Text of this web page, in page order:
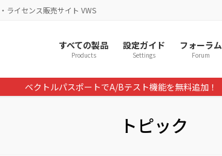
ライセンス販売サイト VWS
すべての製品
Products
設定ガイド
Settings
フォーラム
Forum
ベクトルパスポートでA/Bテスト機能を無料追加！
トピック